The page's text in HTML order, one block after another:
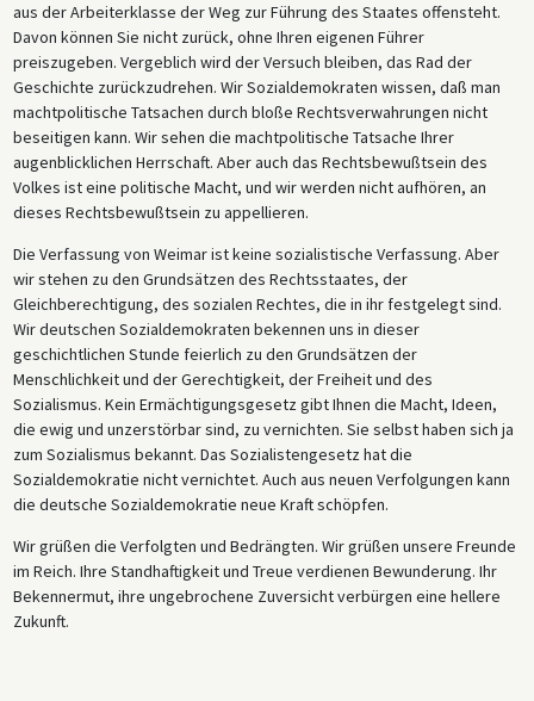
aus der Arbeiterklasse der Weg zur Führung des Staates offensteht.
Davon können Sie nicht zurück, ohne Ihren eigenen Führer
preiszugeben. Vergeblich wird der Versuch bleiben, das Rad der
Geschichte zurückzudrehen. Wir Sozialdemokraten wissen, daß man
machtpolitische Tatsachen durch bloße Rechtsverwahrungen nicht
beseitigen kann. Wir sehen die machtpolitische Tatsache Ihrer
augenblicklichen Herrschaft. Aber auch das Rechtsbewußtsein des
Volkes ist eine politische Macht, und wir werden nicht aufhören, an
dieses Rechtsbewußtsein zu appellieren.
Die Verfassung von Weimar ist keine sozialistische Verfassung. Aber
wir stehen zu den Grundsätzen des Rechtsstaates, der
Gleichberechtigung, des sozialen Rechtes, die in ihr festgelegt sind.
Wir deutschen Sozialdemokraten bekennen uns in dieser
geschichtlichen Stunde feierlich zu den Grundsätzen der
Menschlichkeit und der Gerechtigkeit, der Freiheit und des
Sozialismus. Kein Ermächtigungsgesetz gibt Ihnen die Macht, Ideen,
die ewig und unzerstörbar sind, zu vernichten. Sie selbst haben sich ja
zum Sozialismus bekannt. Das Sozialistengesetz hat die
Sozialdemokratie nicht vernichtet. Auch aus neuen Verfolgungen kann
die deutsche Sozialdemokratie neue Kraft schöpfen.
Wir grüßen die Verfolgten und Bedrängten. Wir grüßen unsere Freunde
im Reich. Ihre Standhaftigkeit und Treue verdienen Bewunderung. Ihr
Bekennermut, ihre ungebrochene Zuversicht verbürgen eine hellere
Zukunft.